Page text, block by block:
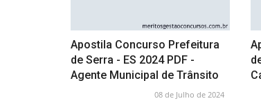
Apostila Concurso Prefeitura
de Serra - ES 2024 PDF -
Agente Municipal de Trânsito
08 de Julho de 2024